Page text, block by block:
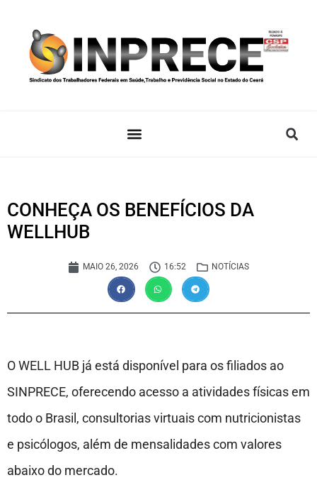
CONHEÇA OS BENEFÍCIOS DA
WELLHUB
MAIO 26, 2026 16:52 NOTÍCIAS
O WELL HUB já está disponível para os filiados ao
SINPRECE, oferecendo acesso a atividades físicas em
todo o Brasil, consultorias virtuais com nutricionistas
e psicólogos, além de mensalidades com valores
abaixo do mercado.